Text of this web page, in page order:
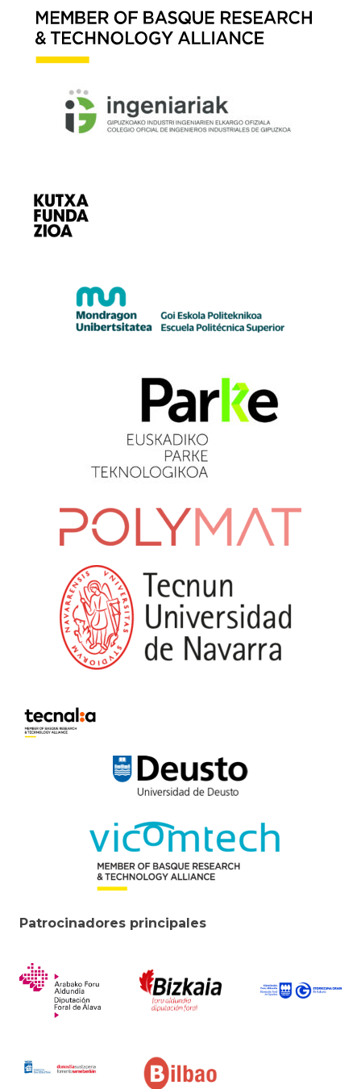
Patrocinadores principales